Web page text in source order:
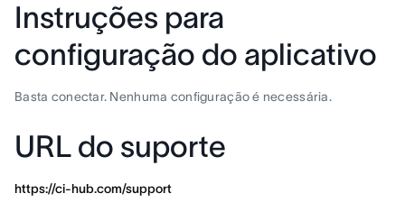
Instruções para
configuração do aplicativo
Basta conectar. Nenhuma configuração é necessária.
URL do suporte
https://ci-hub.com/support